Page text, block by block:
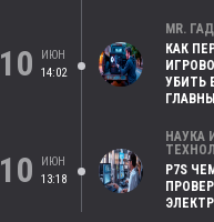
10
ИЮН
14:02
MR.
КАК
УБИТЬ
10
ИЮН
13:18
НАУКА
P7S